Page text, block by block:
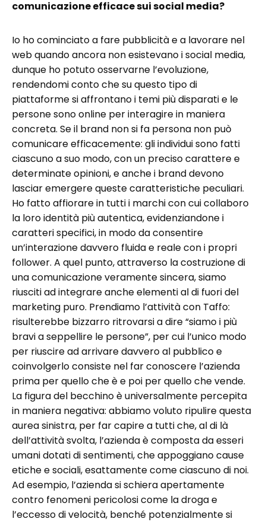
comunicazione efficace sui social media?
Io ho cominciato a fare pubblicità e a lavorare nel
web quando ancora non esistevano i social media,
dunque ho potuto osservarne l’evoluzione,
rendendomi conto che su questo tipo di
piattaforme si affrontano i temi più disparati e le
persone sono online per interagire in maniera
concreta. Se il brand non si fa persona non può
comunicare efficacemente: gli individui sono fatti
ciascuno a suo modo, con un preciso carattere e
determinate opinioni, e anche i brand devono
lasciar emergere queste caratteristiche peculiari.
Ho fatto affiorare in tutti i marchi con cui collaboro
la loro identità più autentica, evidenziandone i
caratteri specifici, in modo da consentire
un’interazione davvero fluida e reale con i propri
follower. A quel punto, attraverso la costruzione di
una comunicazione veramente sincera, siamo
riusciti ad integrare anche elementi al di fuori del
marketing puro. Prendiamo l’attività con Taffo:
risulterebbe bizzarro ritrovarsi a dire “siamo i più
bravi a seppellire le persone”, per cui l’unico modo
per riuscire ad arrivare davvero al pubblico e
coinvolgerlo consiste nel far conoscere l’azienda
prima per quello che è e poi per quello che vende.
La figura del becchino è universalmente percepita
in maniera negativa: abbiamo voluto ripulire questa
aurea sinistra, per far capire a tutti che, al di là
dell’attività svolta, l’azienda è composta da esseri
umani dotati di sentimenti, che appoggiano cause
etiche e sociali, esattamente come ciascuno di noi.
Ad esempio, l’azienda si schiera apertamente
contro fenomeni pericolosi come la droga e
l’eccesso di velocità, benché potenzialmente si